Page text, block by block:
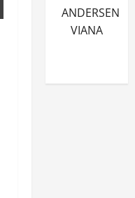
ANDERSEN
VIANA